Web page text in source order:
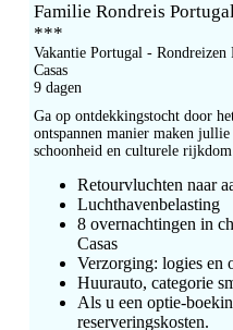
Familie Rondreis
***
Vakantie Portugal -
Casas
9 dagen
Ga op ontdekkingstocht door
ontspannen manier maken
schoonheid en culturele
Retourvluchten naar
Luchthavenbelasting
8 overnachtingen in
Casas
Verzorging: logies en
Huurauto, categorie
Als u een optie-
reserveringskosten.